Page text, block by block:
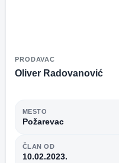
PRODAVAC
Oliver Radovanović
MESTO
Požarevac
ČLAN OD
10.02.2023.